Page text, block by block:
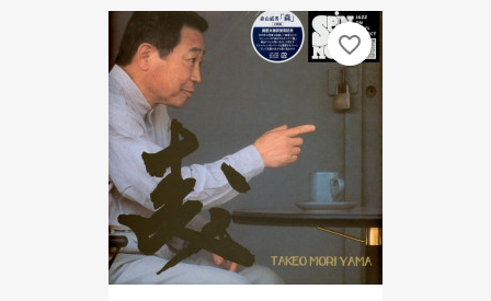
favorite_border